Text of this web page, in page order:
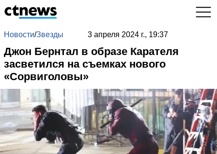
Новости/Звезды 3 апреля 2024 г., 19:37
Джон Бернтал в образе Карателя
засветился на съемках нового
«Сорвиголовы»